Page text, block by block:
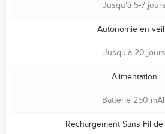
Jusqu'à 5-7 jours
Autonomie en
Jusqu'à 20 jours
Alimentation
Batterie 250
Rechargement Sans Fil